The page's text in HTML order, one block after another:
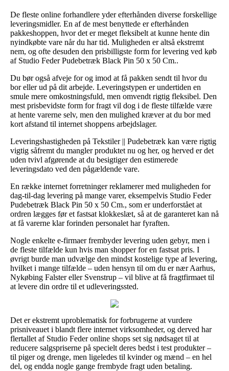
De fleste online forhandlere yder efterhånden diverse forskellige
leveringsmidler. En af de mest benyttede er efterhånden
pakkeshoppen, hvor det er meget fleksibelt at kunne hente din
nyindkøbte vare når du har tid. Muligheden er altså ekstremt
nem, og ofte desuden den prisbilligste form for levering ved køb
af Studio Feder Pudebetræk Black Pin 50 x 50 Cm..
Du bør også afveje for og imod at få pakken sendt til hvor du
bor eller ud på dit arbejde. Leveringstypen er undertiden en
smule mere omkostningsfuld, men omvendt rigtig fleksibel. Den
mest prisbevidste form for fragt vil dog i de fleste tilfælde være
at hente varerne selv, men den mulighed kræver at du bor med
kort afstand til internet shoppens arbejdslager.
Leveringshastigheden på Tekstiler || Pudebetræk kan være rigtig
vigtig såfremt du mangler produktet nu og her, og herved er det
uden tvivl afgørende at du besigtiger den estimerede
leveringsdato ved den pågældende vare.
En række internet forretninger reklamerer med muligheden for
dag-til-dag levering på mange varer, eksempelvis Studio Feder
Pudebetræk Black Pin 50 x 50 Cm., som er underforstået at
ordren lægges før et fastsat klokkeslæt, så at de garanteret kan nå
at få varerne klar forinden personalet har fyraften.
Nogle enkelte e-firmaer frembyder levering uden gebyr, men i
de fleste tilfælde kun hvis man shopper for en fastsat pris. I
øvrigt burde man udvælge den mindst kostelige type af levering,
hvilket i mange tilfælde – uden hensyn til om du er nær Aarhus,
Nykøbing Falster eller Svenstrup – vil blive at få fragtfirmaet til
at levere din ordre til et udleveringssted.
Det er ekstremt uproblematisk for forbrugerne at vurdere
prisniveauet i blandt flere internet virksomheder, og derved har
flertallet af Studio Feder online shops set sig nødsaget til at
reducere salgspriserne på specielt deres bedst i test produkter –
til piger og drenge, men ligeledes til kvinder og mænd – en hel
del, og endda nogle gange frembyde fragt uden betaling.